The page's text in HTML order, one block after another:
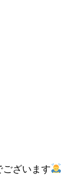
ざいます